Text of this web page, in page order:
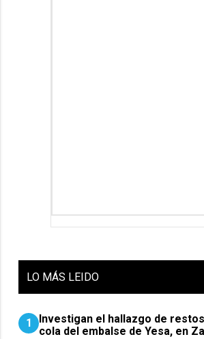
LO MÁS LEIDO
1
Investigan el hallazgo de
cola del embalse de Yesa, en